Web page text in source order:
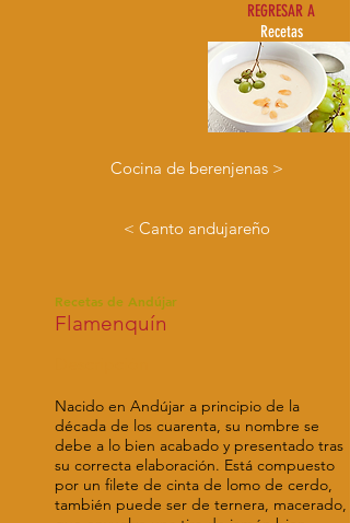
REGRESAR A
Recetas
Cocina de berenjenas >
< Canto andujareño
Recetas de Andújar
Flamenquín
Nacido en Andújar a principio de la
década de los cuarenta, su nombre se
debe a lo bien acabado y presentado tras
su correcta elaboración. Está compuesto
por un filete de cinta de lomo de cerdo,
también puede ser de ternera, macerado,